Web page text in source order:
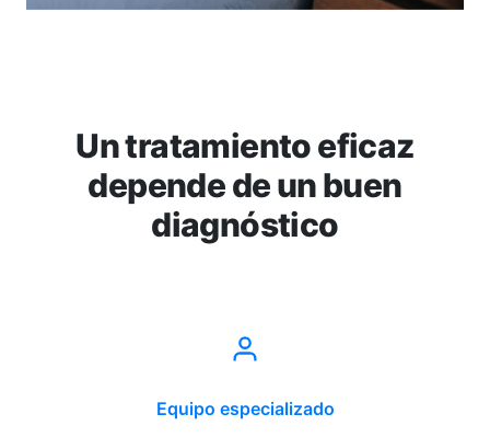
Un tratamiento eficaz
depende de un buen
diagnóstico
Equipo especializado